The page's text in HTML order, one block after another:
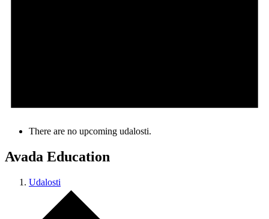
There are no upcoming udalosti.
Avada Education
Udalosti